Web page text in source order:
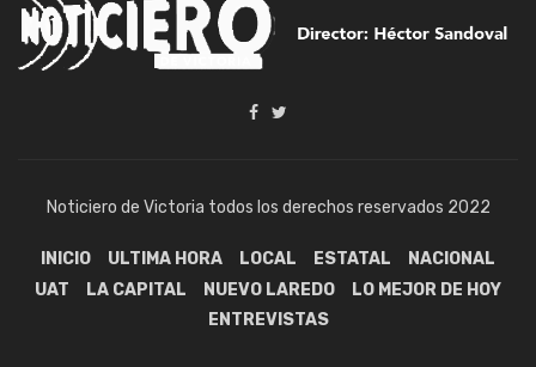
Noticiero de Victoria todos los derechos reservados 2022
INICIO ULTIMA HORA LOCAL ESTATAL
NACIONAL
UAT
LA CAPITAL NUEVO LAREDO
LO MEJOR DE HOY
ENTREVISTAS